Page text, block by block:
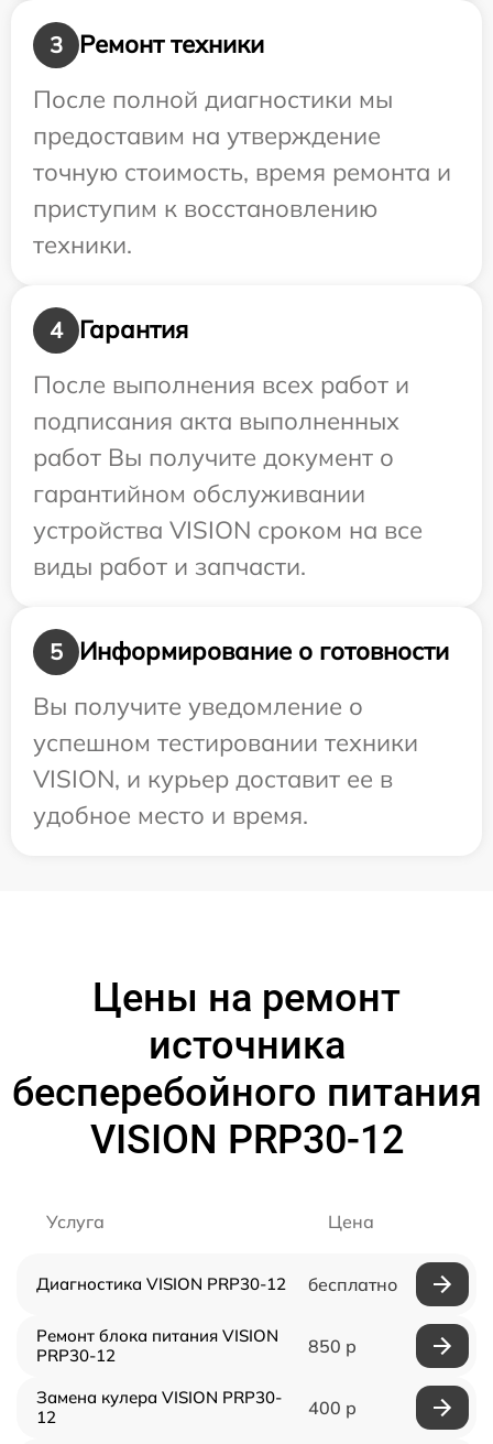
3
Ремонт техники
После полной диагностики мы
предоставим на утверждение
точную стоимость, время ремонта и
приступим к восстановлению
техники.
4
Гарантия
После выполнения всех работ и
подписания акта выполненных
работ Вы получите документ о
гарантийном обслуживании
устройства VISION сроком на все
виды работ и запчасти.
5
Информирование о готовности
Вы получите уведомление о
успешном тестировании техники
VISION, и курьер доставит ее в
удобное место и время.
Цены на ремонт
источника
бесперебойного питания
VISION PRP30-12
Услуга Цена
Диагностика VISION PRP30-12 бесплатно
Ремонт блока питания VISION
PRP30-12
850 р
Замена кулера VISION PRP30-
12
400 р